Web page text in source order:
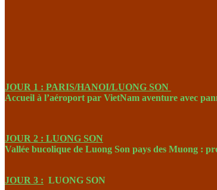
JOUR 1 : PARIS/HANOI/LUONG SON
Accueil à l’aéroport par VietNam aventure avec
JOUR 2 : LUONG SON
Vallée bucolique de Luong Son pays des Muong :
JOUR 3 : LUONG SON